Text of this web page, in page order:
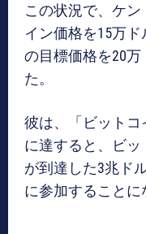
この状況で、ケ
イン価格を15万ド
の目標価格を20万
た。
彼は、「ビットコ
に達すると、ビッ
が到達した3兆ド
に参加することに